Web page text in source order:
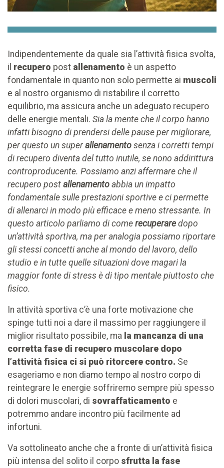
Indipendentemente da quale sia l’attività fisica svolta,
il recupero post allenamento è un aspetto
fondamentale in quanto non solo permette ai muscoli
e al nostro organismo di ristabilire il corretto
equilibrio, ma assicura anche un adeguato recupero
delle energie mentali. Sia la mente che il corpo hanno
infatti bisogno di prendersi delle pause per migliorare,
per questo un superallenamento senza i corretti tempi
di recupero diventa del tutto inutile, se nono addirittura
controproducente. Possiamo anzi affermare che il
recupero post allenamento abbia un impatto
fondamentale sulle prestazioni sportive e ci permette
di allenarci in modo più efficace e meno stressante. In
questo articolo parliamo di come recuperare dopo
un’attività sportiva, ma per analogia possiamo riportare
gli stessi concetti anche al mondo del lavoro, dello
studio e in tutte quelle situazioni dove magari la
maggior fonte di stress è di tipo mentale piuttosto che
fisico.
In attività sportiva c’è una forte motivazione che
spinge tutti noi a dare il massimo per raggiungere il
miglior risultato possibile, ma la mancanza di una
corretta fase di recupero muscolare dopo
l’attività fisica ci si può ritorcere contro. Se
esageriamo e non diamo tempo al nostro corpo di
reintegrare le energie soffriremo sempre più spesso
di dolori muscolari, di sovraffaticamento e
potremmo andare incontro più facilmente ad
infortuni.
Va sottolineato anche che a fronte di un’attività fisica
più intensa del solito il corpo sfrutta la fase